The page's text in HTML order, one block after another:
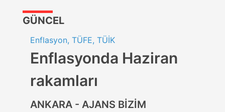
GÜNCEL
Enflasyon, TÜFE, TÜİK
Enflasyonda Haziran
rakamları
ANKARA - AJANS BİZİM